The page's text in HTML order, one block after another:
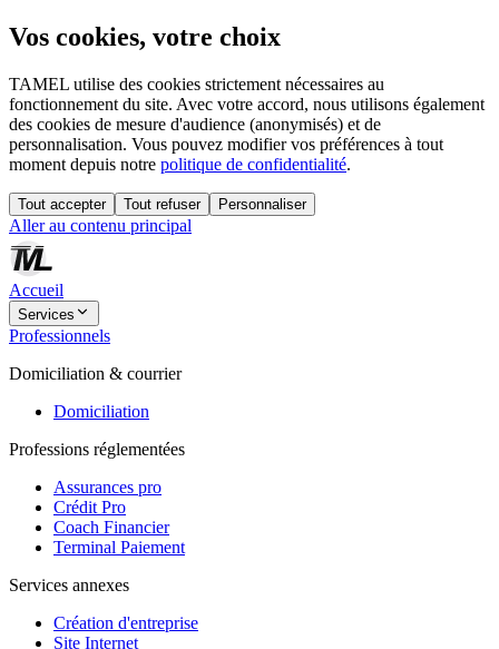
Vos cookies, votre choix
TAMEL utilise des cookies strictement nécessaires au
fonctionnement du site. Avec votre accord, nous utilisons également
des cookies de mesure d'audience (anonymisés) et de
personnalisation. Vous pouvez modifier vos préférences à tout
moment depuis notre politique de confidentialité.
Tout accepter Tout refuser Personnaliser
Aller au contenu principal
Accueil
Services
Professionnels
Domiciliation & courrier
Domiciliation
Professions réglementées
Assurances pro
Crédit Pro
Coach Financier
Terminal Paiement
Services annexes
Création d'entreprise
Site Internet